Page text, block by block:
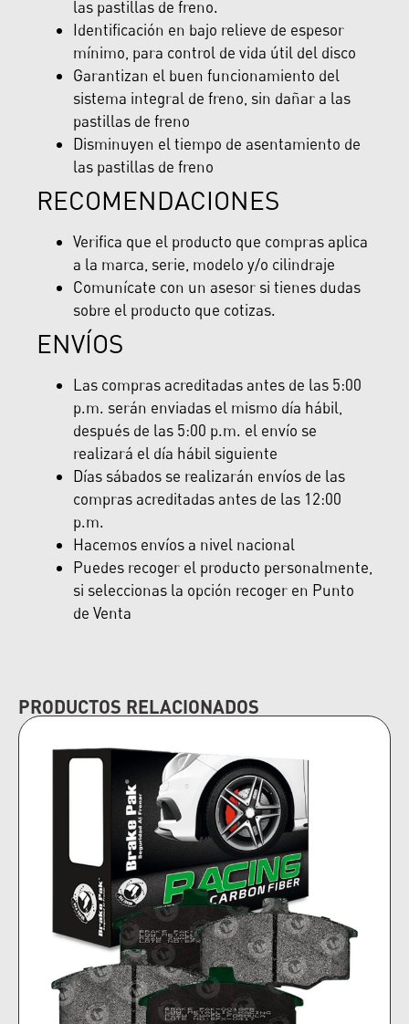
las pastillas de freno.
Identificación en bajo relieve de espesor
mínimo, para control de vida útil del disco
Garantizan el buen funcionamiento del
sistema integral de freno, sin dañar a las
pastillas de freno
Disminuyen el tiempo de asentamiento de
las pastillas de freno
RECOMENDACIONES
Verifica que el producto que compras aplica
a la marca, serie, modelo y/o cilindraje
Comunícate con un asesor si tienes dudas
sobre el producto que cotizas.
ENVÍOS
Las compras acreditadas antes de las 5:00
p.m. serán enviadas el mismo día hábil,
después de las 5:00 p.m. el envío se
realizará el día hábil siguiente
Días sábados se realizarán envíos de las
compras acreditadas antes de las 12:00
p.m.
Hacemos envíos a nivel nacional
Puedes recoger el producto personalmente,
si seleccionas la opción recoger en Punto
de Venta
PRODUCTOS RELACIONADOS